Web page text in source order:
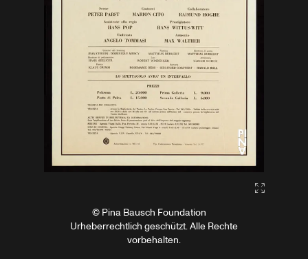
© Pina Bausch Foundation
Urheberrechtlich geschützt. Alle Rechte
vorbehalten.